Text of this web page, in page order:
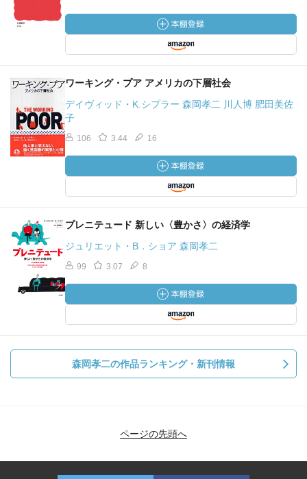
ワーキング・プア アメリカの下層社会
デイヴィッド・K.シプラー 森岡孝二 川人博 肥田美佐
子
106 3.44 16
プレニテュード 新しい〈豊かさ〉の経済学
ジュリエット・B．ショア 森岡孝二
99 3.07 8
森岡孝二の作品ランキング・新刊情報
ページの先頭へ